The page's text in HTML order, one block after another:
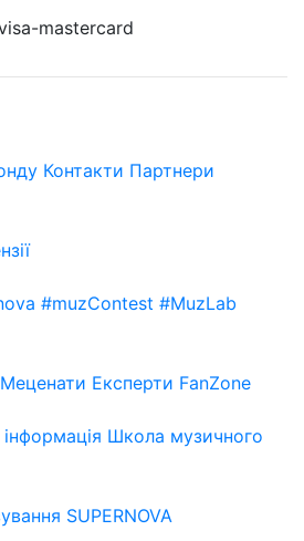
Контакти Партнери
#muzContest #MuzLab
Меценати Експерти FanZone
Школа музичного
SUPERNOVA